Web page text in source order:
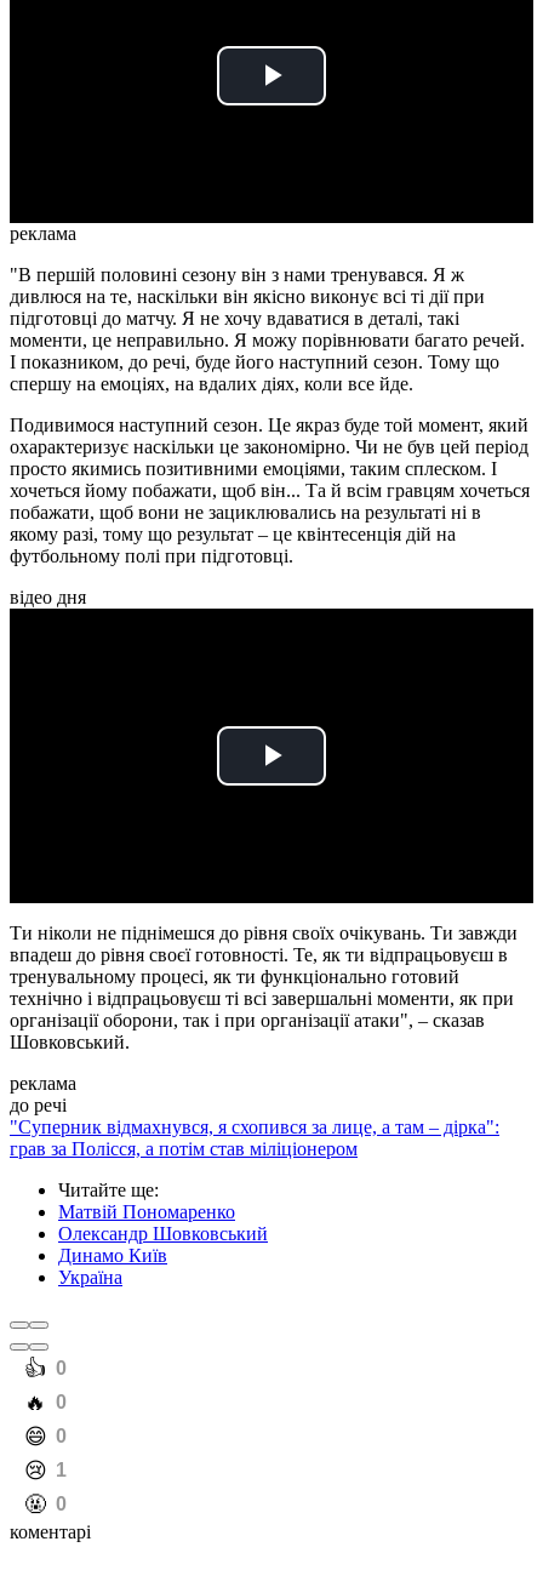
Play
реклама
"В першій половині сезону він з нами тренувався. Я ж
дивлюся на те, наскільки він якісно виконує всі ті дії при
підготовці до матчу. Я не хочу вдаватися в деталі, такі
моменти, це неправильно. Я можу порівнювати багато речей.
І показником, до речі, буде його наступний сезон. Тому що
спершу на емоціях, на вдалих діях, коли все йде.
Подивимося наступний сезон. Це якраз буде той момент, який
охарактеризує наскільки це закономірно. Чи не був цей період
просто якимись позитивними емоціями, таким сплеском. І
хочеться йому побажати, щоб він... Та й всім гравцям хочеться
побажати, щоб вони не зациклювались на результаті ні в
якому разі, тому що результат – це квінтесенція дій на
футбольному полі при підготовці.
відео дня
Play
Ти ніколи не піднімешся до рівня своїх очікувань. Ти завжди
впадеш до рівня своєї готовності. Те, як ти відпрацьовуєш в
тренувальному процесі, як ти функціонально готовий
технічно і відпрацьовуєш ті всі завершальні моменти, як при
організації оборони, так і при організації атаки", – сказав
Шовковський.
реклама
до речі
"Суперник відмахнувся, я схопився за лице, а там – дірка":
грав за Полісся, а потім став міліціонером
Читайте ще:
Матвій Пономаренко
Олександр Шовковський
Динамо Київ
Україна
️👍 0
️🔥 0
️😄 0
️😢 1
️🤬 0
коментарі